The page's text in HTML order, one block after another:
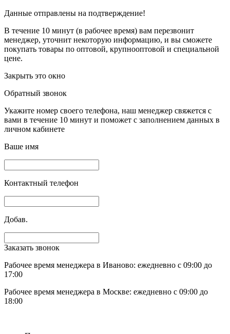
Данные отправлены на подтверждение!
В течение 10 минут (в рабочее время) вам перезвонит
менеджер, уточнит некоторую информацию, и вы сможете
покупать товары по оптовой, крупнооптовой и специальной
цене.
Закрыть это окно
Обратный звонок
Укажите номер своего телефона, наш менеджер свяжется с
вами в течение 10 минут и поможет с заполнением данных в
личном кабинете
Ваше имя
Контактный телефон
Добав.
Заказать звонок
Рабочее время менеджера в Иваново: ежедневно с 09:00 до
17:00
Рабочее время менеджера в Москве: ежедневно с 09:00 до
18:00